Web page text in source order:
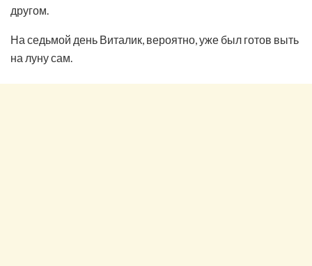
другом.
На седьмой день Виталик, вероятно, уже был готов выть
на луну сам.